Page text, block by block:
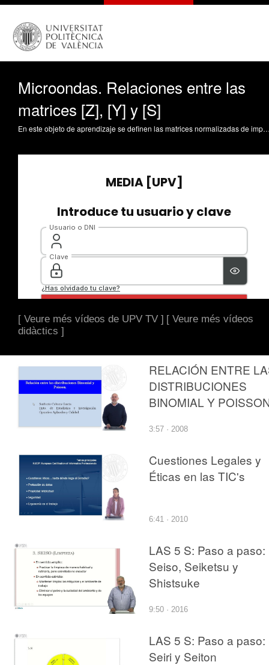
Microondas. Relaciones entre las
matrices [Z], [Y] y [S]
En este objeto de aprendizaje se definen las matrices normalizadas de impedancia y admitancia y se encuentran las expresiones que las relacionan con la matriz de parámetros S.
[ Veure més vídeos de UPV TV ] [ Veure més vídeos
didàctics ]
RELACIÓN ENTRE
DISTRIBUCIONES
BINOMIAL Y
3:57 · 2008
Cuestiones Legales y
Éticas en las TIC's
6:41 · 2010
LAS 5 S: Paso a paso:
Seiso, Seiketsu y
Shistsuke
9:50 · 2016
LAS 5 S: Paso a paso:
Seiri y Seiton